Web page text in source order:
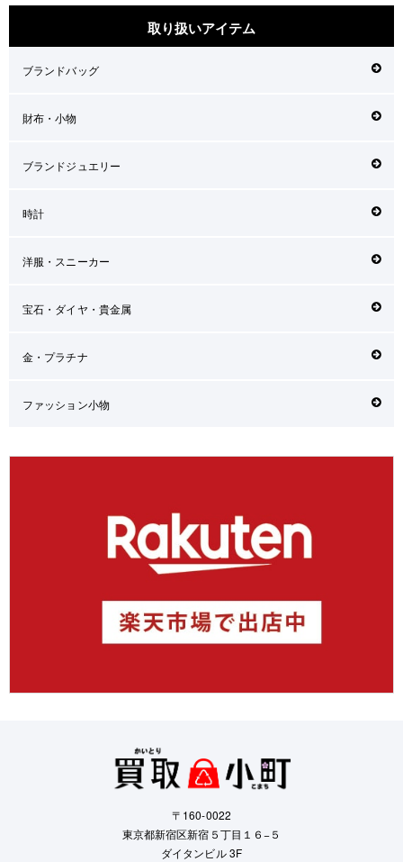
取り扱いアイテム
ブランドバッグ
財布・小物
ブランドジュエリー
時計
洋服・スニーカー
宝石・ダイヤ・貴金属
金・プラチナ
ファッション小物
〒160-0022
東京都新宿区新宿５丁目１６−５
ダイタンビル 3F